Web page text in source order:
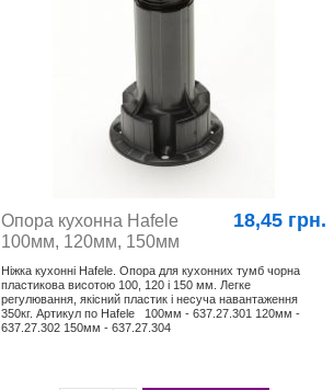
Опора кухонна Hafele
100мм, 120мм, 150мм
18,45 грн.
Ніжка кухонні Hafele. Опора для кухонних тумб чорна
пластикова висотою 100, 120 і 150 мм. Легке
регулювання, якісний пластик і несуча навантаження
350кг. Артикул по Hafele 100мм - 637.27.301 120мм -
637.27.302 150мм - 637.27.304